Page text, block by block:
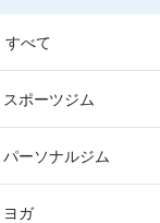
すべて
スポーツジム
パーソナルジム
ヨガ